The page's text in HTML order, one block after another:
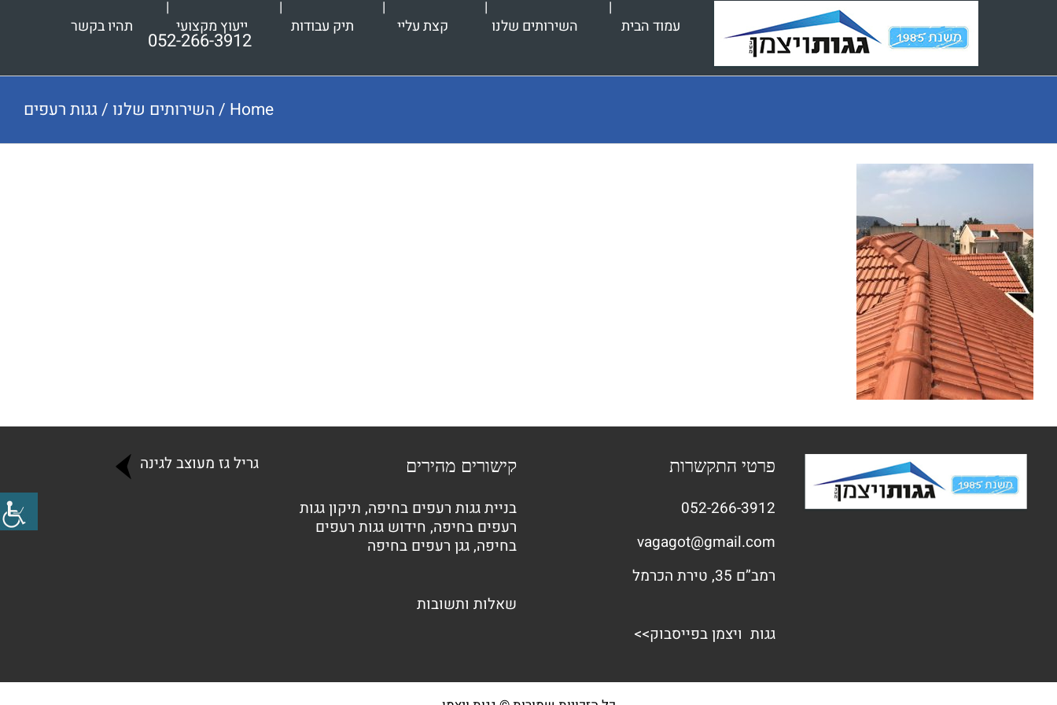
052-266-3912
עמוד הבית השירותים שלנו קצת עליי תיק עבודות ייעוץ מקצועי תהיו בקשר
Home
/השירותים שלנו /גגות רעפים
פרטי התקשרות
052-266-3912
vagagot@gmail.com
רמב”ם 35, טירת הכרמל
גגות ויצמן בפייסבוק>>
קישורים מהירים
בניית גגות רעפים בחיפה, תיקון גגות
רעפים בחיפה, חידוש גגות רעפים
בחיפה,גגן רעפים בחיפה
שאלות ותשובות
גריל גז מעוצב לגינה